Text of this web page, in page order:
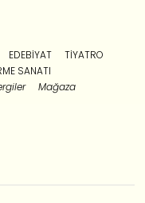
EDEBIYAT
TIYATRO
SANATI
Mağaza